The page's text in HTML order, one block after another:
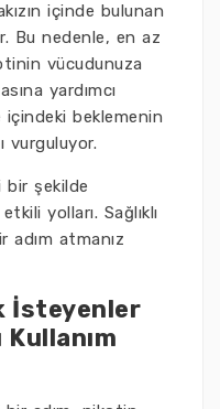
içinde bulunan
Bu nedenle, en az
vücudunuza
yardımcı
içindeki beklemenin
vurguluyor.
bir şekilde
yolları. Sağlıklı
atmanız
İsteyenler